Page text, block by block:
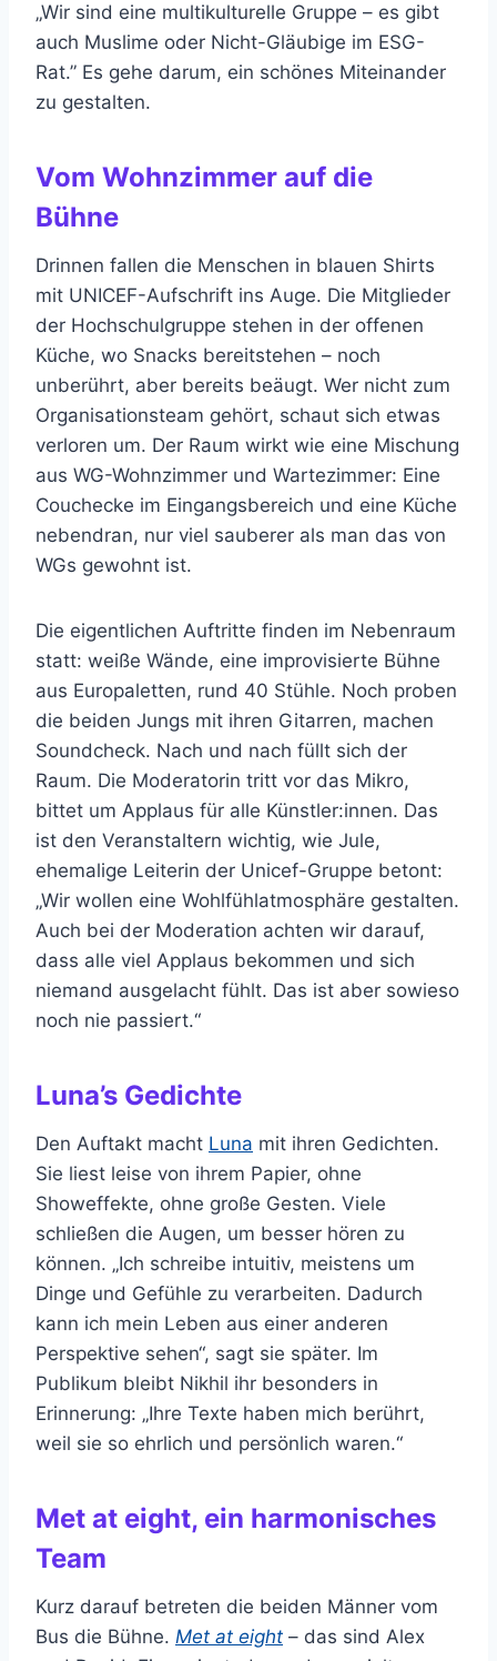
„Wir sind eine multikulturelle Gruppe – es gibt
auch Muslime oder Nicht-Gläubige im ESG-
Rat.” Es gehe darum, ein schönes Miteinander
zu gestalten.
Vom Wohnzimmer auf die
Bühne
Drinnen fallen die Menschen in blauen Shirts
mit UNICEF-Aufschrift ins Auge. Die Mitglieder
der Hochschulgruppe stehen in der offenen
Küche, wo Snacks bereitstehen – noch
unberührt, aber bereits beäugt. Wer nicht zum
Organisationsteam gehört, schaut sich etwas
verloren um. Der Raum wirkt wie eine Mischung
aus WG-Wohnzimmer und Wartezimmer: Eine
Couchecke im Eingangsbereich und eine Küche
nebendran, nur viel sauberer als man das von
WGs gewohnt ist.
Die eigentlichen Auftritte finden im Nebenraum
statt: weiße Wände, eine improvisierte Bühne
aus Europaletten, rund 40 Stühle. Noch proben
die beiden Jungs mit ihren Gitarren, machen
Soundcheck. Nach und nach füllt sich der
Raum. Die Moderatorin tritt vor das Mikro,
bittet um Applaus für alle Künstler:innen. Das
ist den Veranstaltern wichtig, wie Jule,
ehemalige Leiterin der Unicef-Gruppe betont:
„Wir wollen eine Wohlfühlatmosphäre gestalten.
Auch bei der Moderation achten wir darauf,
dass alle viel Applaus bekommen und sich
niemand ausgelacht fühlt. Das ist aber sowieso
noch nie passiert.“
Luna’s Gedichte
Den Auftakt macht Luna mit ihren Gedichten.
Sie liest leise von ihrem Papier, ohne
Showeffekte, ohne große Gesten. Viele
schließen die Augen, um besser hören zu
können. „Ich schreibe intuitiv, meistens um
Dinge und Gefühle zu verarbeiten. Dadurch
kann ich mein Leben aus einer anderen
Perspektive sehen“, sagt sie später. Im
Publikum bleibt Nikhil ihr besonders in
Erinnerung: „Ihre Texte haben mich berührt,
weil sie so ehrlich und persönlich waren.“
Met at eight, ein harmonisches
Team
Kurz darauf betreten die beiden Männer vom
Bus die Bühne. Met at eight – das sind Alex